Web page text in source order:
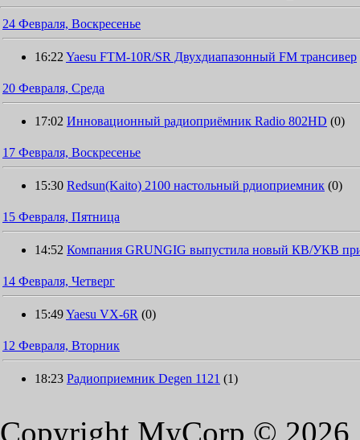
24 Февраля, Воскресенье
16:22 Yaesu FTM-10R/SR Двухдиапазонный FM трансивер
20 Февраля, Среда
17:02 Инновационный радиоприёмник Radio 802HD (0)
17 Февраля, Воскресенье
15:30 Redsun(Kaito) 2100 настольный рдиоприемник (0)
15 Февраля, Пятница
14:52 Компания GRUNGIG выпустила новый КВ/УКВ
14 Февраля, Четверг
15:49Yaesu VX-6R (0)
12 Февраля, Вторник
18:23 Радиоприемник Degen 1121 (1)
Copyright MyCorp © 2026